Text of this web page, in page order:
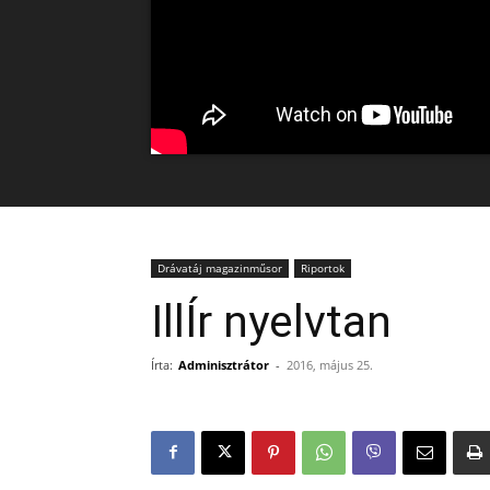
Drávatáj magazinműsor Riportok
IllÍr nyelvtan
Írta: Adminisztrátor - 2016, május 25.